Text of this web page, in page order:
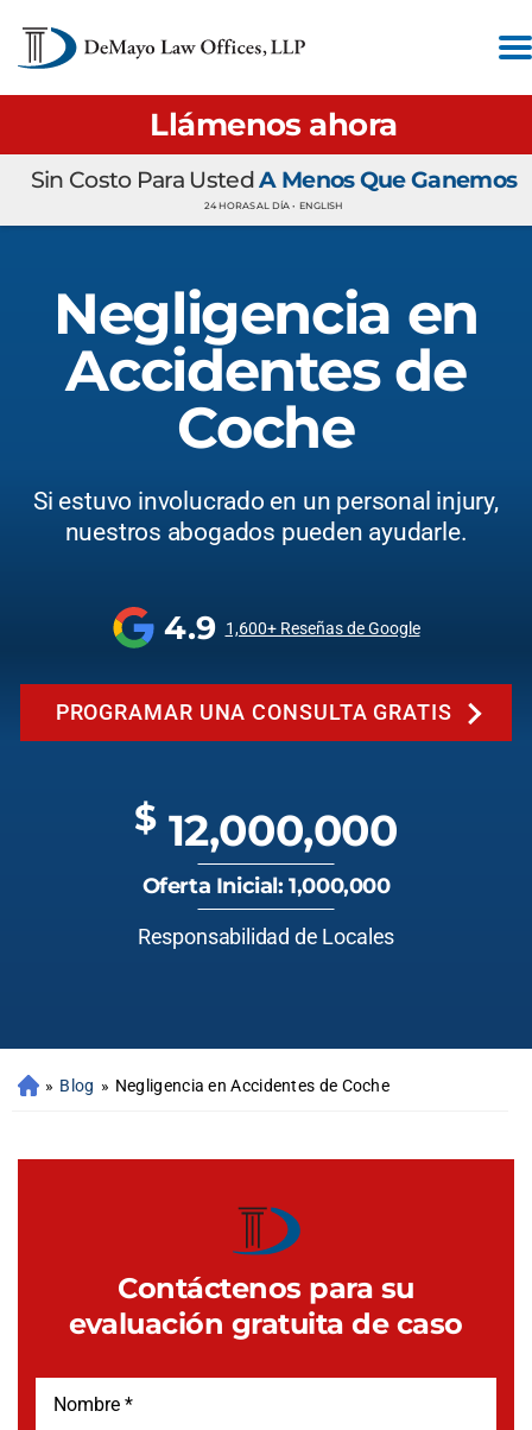
Llámenos ahora
Sin Costo Para UstedA Menos Que Ganemos
24 HORAS AL DÍA • ENGLISH
Negligencia en
Accidentes de
Coche
Si estuvo involucrado en un personal injury,
nuestros abogados pueden ayudarle.
4.9 1,600+ Reseñas de Google
PROGRAMAR UNA CONSULTA GRATIS
$ 12,000,000
Oferta Inicial: 1,000,000
Responsabilidad de Locales
» Blog » Negligencia en Accidentes de Coche
Contáctenos para su
evaluación gratuita de caso